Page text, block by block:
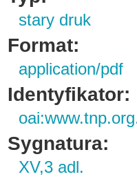
stary druk
Format:
application/pdf
Identyfikator:
Sygnatura:
XV,3 adl.